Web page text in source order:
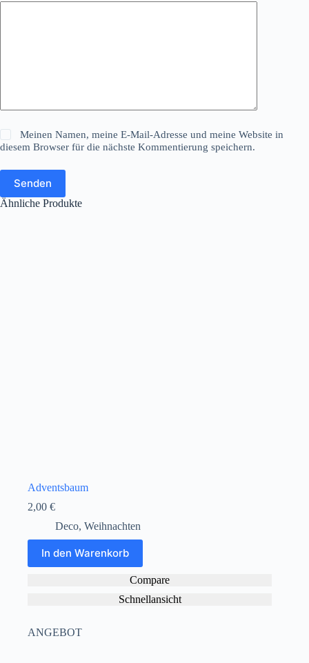
Meinen Namen, meine E-Mail-Adresse und meine Website in
diesem Browser für die nächste Kommentierung speichern.
Senden
Ähnliche Produkte
Adventsbaum
2,00 €
Deco, Weihnachten
In den Warenkorb
Compare
Schnellansicht
ANGEBOT